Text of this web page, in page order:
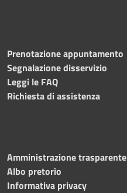
Prenotazione appuntamento
Segnalazione disservizio
Leggi le FAQ
Richiesta di assistenza
Amministrazione trasparente
Albo pretorio
Informativa privacy